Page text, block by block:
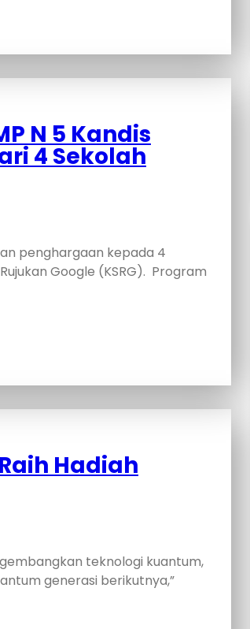
N 5 Kandis
4 Sekolah
penghargaan kepada 4
Google (KSRG). Program
Hadiah
teknologi kuantum,
generasi berikutnya,”